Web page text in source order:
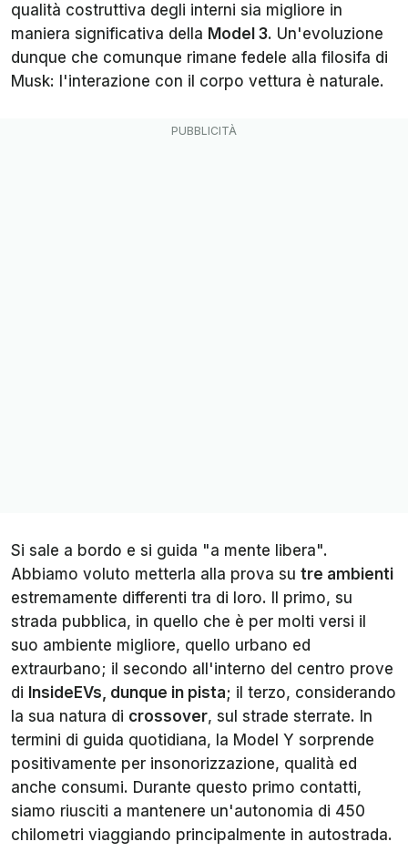
qualità costruttiva degli interni sia migliore in
maniera significativa della Model 3. Un'evoluzione
dunque che comunque rimane fedele alla filosifa di
Musk: l'interazione con il corpo vettura è naturale.
Si sale a bordo e si guida "a mente libera".
Abbiamo voluto metterla alla prova su tre ambienti
estremamente differenti tra di loro. Il primo, su
strada pubblica, in quello che è per molti versi il
suo ambiente migliore, quello urbano ed
extraurbano; il secondo all'interno del centro prove
di InsideEVs, dunque in pista; il terzo, considerando
la sua natura di crossover, sul strade sterrate. In
termini di guida quotidiana, la Model Y sorprende
positivamente per insonorizzazione, qualità ed
anche consumi. Durante questo primo contatti,
siamo riusciti a mantenere un'autonomia di 450
chilometri viaggiando principalmente in autostrada.